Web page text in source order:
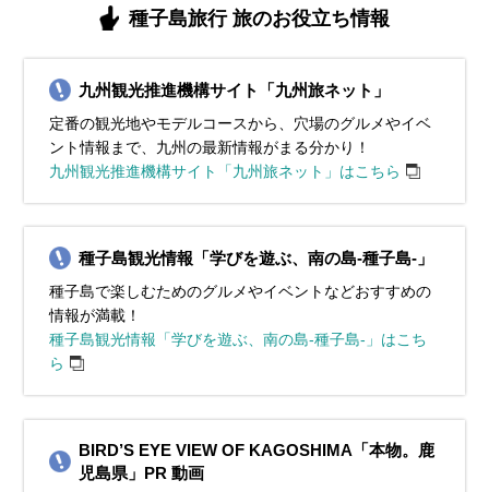
種子島旅行 旅のお役立ち情報
九州観光推進機構サイト「九州旅ネット」
定番の観光地やモデルコースから、穴場のグルメやイベ
ント情報まで、九州の最新情報がまる分かり！
九州観光推進機構サイト「九州旅ネット」はこちら
種子島観光情報「学びを遊ぶ、南の島‐種子島‐」
種子島で楽しむためのグルメやイベントなどおすすめの
情報が満載！
種子島観光情報「学びを遊ぶ、南の島‐種子島‐」はこち
ら
BIRD’S EYE VIEW OF KAGOSHIMA「本物。鹿
児島県」PR 動画